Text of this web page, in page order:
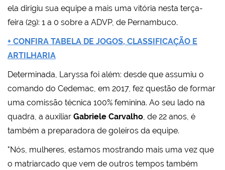
ela dirigiu sua equipe a mais uma vitória nesta terça-
feira (29): 1 a 0 sobre a ADVP, de Pernambuco.
+ CONFIRA TABELA DE JOGOS, CLASSIFICAÇÃO E
ARTILHARIA
Determinada, Laryssa foi além: desde que assumiu o
comando do Cedemac, em 2017, fez questão de formar
uma comissão técnica 100% feminina. Ao seu lado na
quadra, a auxiliar Gabriele Carvalho, de 22 anos, é
também a preparadora de goleiros da equipe.
"Nós, mulheres, estamos mostrando mais uma vez que
o matriarcado que vem de outros tempos também